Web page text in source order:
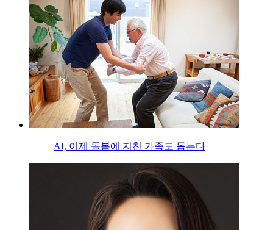
AI, 이제 돌봄에 지친 가족도 돕는다